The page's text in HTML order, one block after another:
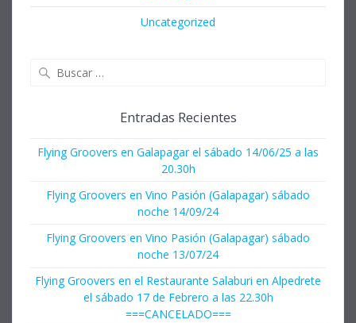
Uncategorized
Entradas Recientes
Flying Groovers en Galapagar el sábado 14/06/25 a las
20.30h
Flying Groovers en Vino Pasión (Galapagar) sábado
noche 14/09/24
Flying Groovers en Vino Pasión (Galapagar) sábado
noche 13/07/24
Flying Groovers en el Restaurante Salaburi en Alpedrete
el sábado 17 de Febrero a las 22.30h
===CANCELADO===